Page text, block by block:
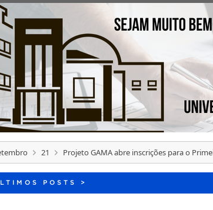
21 Projeto GAMA abre inscrições para o
POSTS >